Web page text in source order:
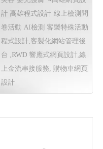
計 Y.109
慈善團體
屏東網頁設計
屏東程式設計 RWD 響應式網
頁設計, 線上金流串接服務,
客製活動程式設計,企業形象
網頁設計,客製活動程式設計
(線上捐款)